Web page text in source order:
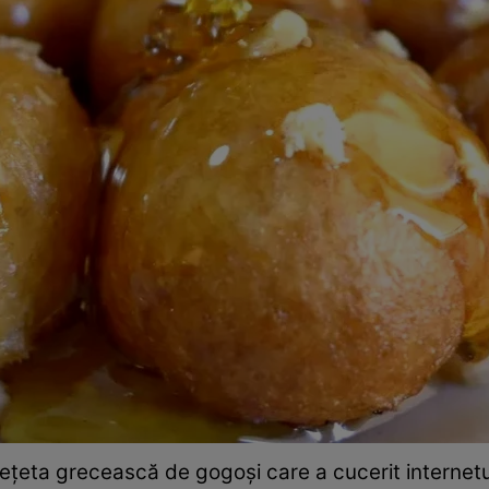
grecească de gogoși care a cucerit